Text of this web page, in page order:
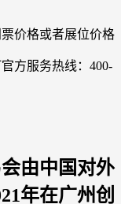
价格或者展位价格
方服务热线：400-
由中国对外
年在广州创